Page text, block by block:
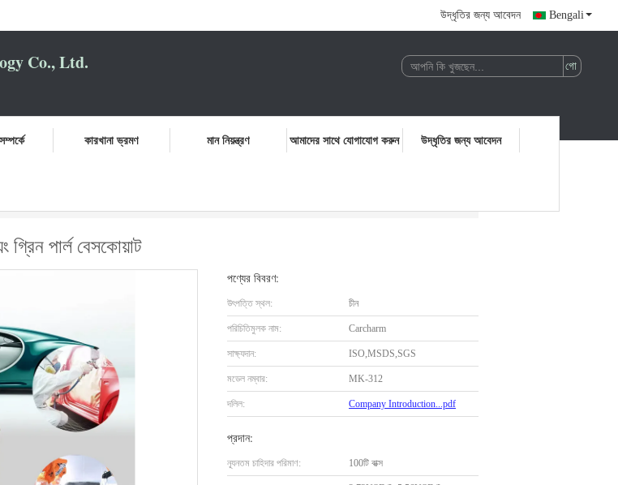
উদ্ধৃতির জন্য আবেদন Bengali
Co., Ltd.
কারখানা ভ্রমণ মান নিয়ন্ত্রণ আমাদের সাথে যোগাযোগ করুন উদ্ধৃতির জন্য আবেদন
গ্রিন পার্ল বেসকোয়াট
পণ্যের বিবরণ:
উৎপত্তি স্থল: চীন
পরিচিতিমুলক নাম: Carcharm
সাক্ষ্যদান: ISO,MSDS,SGS
মডেল নম্বার: MK-312
দলিল: Company Introduction...pdf
প্রদান:
ন্যূনতম চাহিদার পরিমাণ: 100টি বাক্স